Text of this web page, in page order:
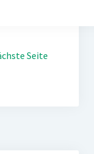
Seite